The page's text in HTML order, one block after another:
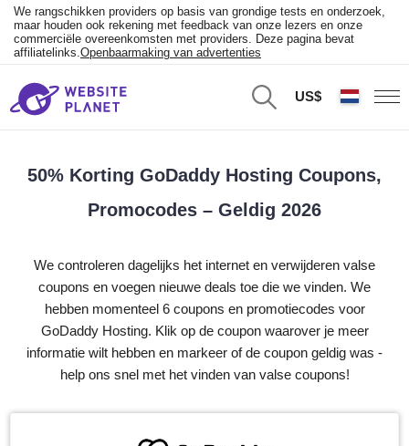
We rangschikken providers op basis van grondige tests en onderzoek,
maar houden ook rekening met feedback van onze lezers en onze
commerciële overeenkomsten met providers. Deze pagina bevat
affiliatelinks.Openbaarmaking van advertenties
US$
50% Korting GoDaddy Hosting Coupons,
Promocodes – Geldig 2026
We controleren dagelijks het internet en verwijderen valse
coupons en voegen nieuwe deals toe die we vinden. We
hebben momenteel 6 coupons en promotiecodes voor
GoDaddy Hosting. Klik op de coupon waarover je meer
informatie wilt hebben en markeer of de coupon geldig was -
help ons snel met het vinden van valse coupons!